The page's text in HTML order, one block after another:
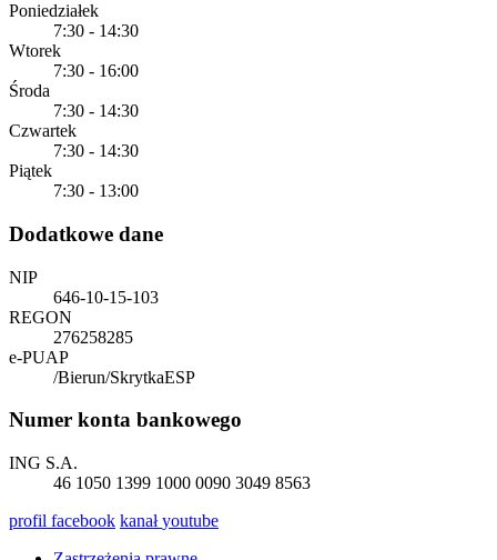
Poniedziałek
7:30 - 14:30
Wtorek
7:30 - 16:00
Środa
7:30 - 14:30
Czwartek
7:30 - 14:30
Piątek
7:30 - 13:00
Dodatkowe dane
NIP
646-10-15-103
REGON
276258285
e-PUAP
/Bierun/SkrytkaESP
Numer konta bankowego
ING S.A.
46 1050 1399 1000 0090 3049 8563
profil facebook kanałyoutube